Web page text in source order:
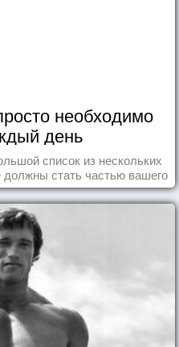
необходимо
день
список из нескольких
стать частью вашего